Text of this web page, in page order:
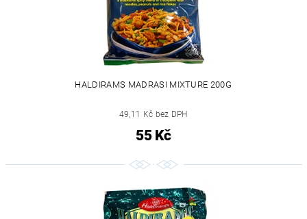
HALDIRAMS MADRASI MIXTURE 200G
49,11 Kč bez DPH
55 Kč